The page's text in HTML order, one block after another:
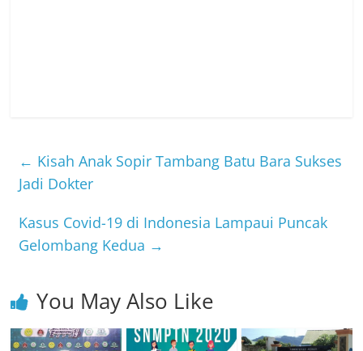
← Kisah Anak Sopir Tambang Batu Bara Sukses
Jadi Dokter
Kasus Covid-19 di Indonesia Lampaui Puncak
Gelombang Kedua →
You May Also Like